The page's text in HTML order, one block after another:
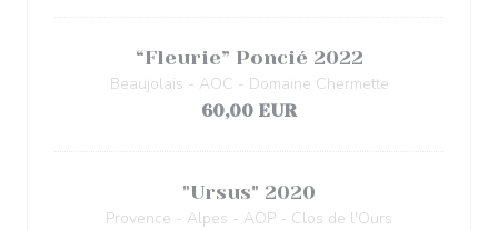
“Fleurie” Poncié 2022
Beaujolais - AOC - Domaine Chermette
60,00 EUR
"Ursus" 2020
Provence - Alpes - AOP - Clos de l'Ours